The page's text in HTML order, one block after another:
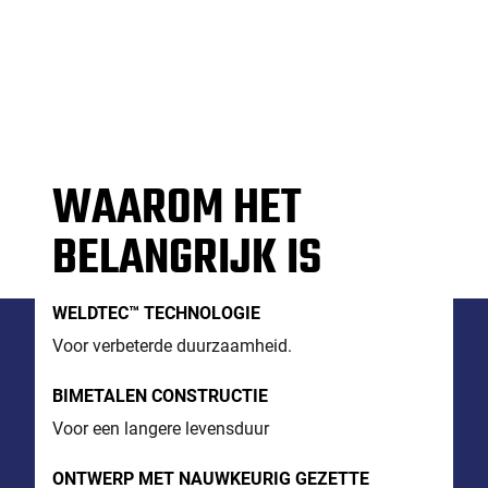
WAAROM HET
BELANGRIJK IS
WELDTEC™ TECHNOLOGIE
Voor verbeterde duurzaamheid.
BIMETALEN CONSTRUCTIE
Voor een langere levensduur
ONTWERP MET NAUWKEURIG GEZETTE